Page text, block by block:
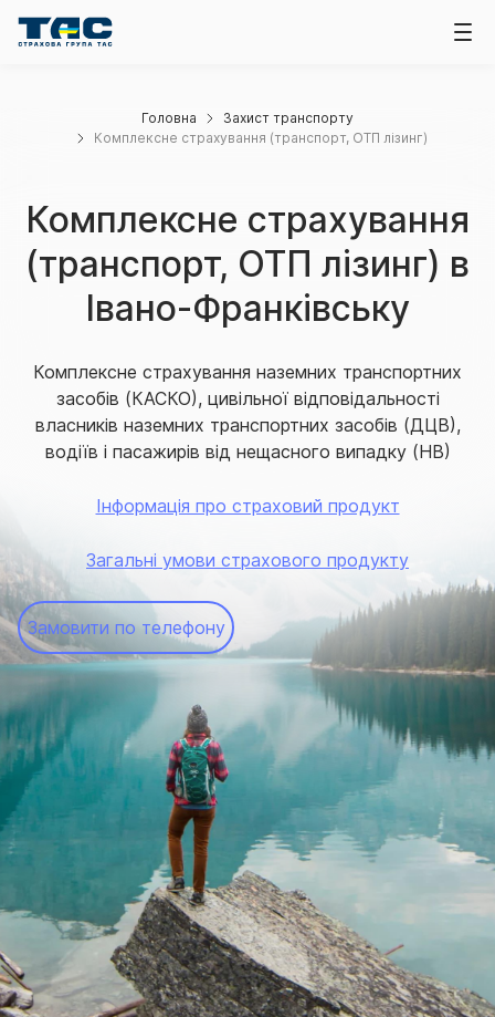
Головна
Захист транспорту
Комплексне страхування (транспорт, ОТП лізинг)
Комплексне страхування
(транспорт, ОТП лізинг) в
Івано-Франківську
Комплексне страхування наземних транспортних
засобів (КАСКО), цивільної відповідальності
власників наземних транспортних засобів (ДЦВ),
водіїв і пасажирів від нещасного випадку (НВ)
Інформація про страховий продукт
Загальні умови страхового продукту
Замовити по телефону